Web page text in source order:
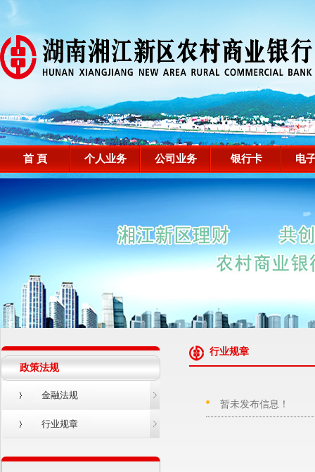
首 頁 个人业务 公司业务 银行卡 电
政策法规
金融法规
行业规章
行业规章
暂未发布信息！